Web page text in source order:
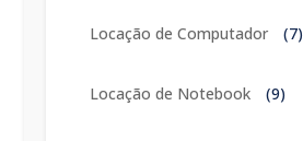
Locação de Computador (7)
Locação de Notebook (9)